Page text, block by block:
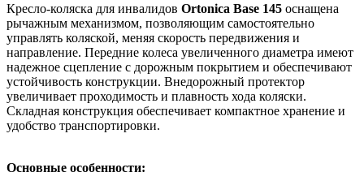
Кресло-коляска для инвалидов Ortonica Base 145 оснащена
рычажным механизмом, позволяющим самостоятельно
управлять коляской, меняя скорость передвижения и
направление. Передние колеса увеличенного диаметра имеют
надежное сцепление с дорожным покрытием и обеспечивают
устойчивость конструкции. Внедорожный протектор
увеличивает проходимость и плавность хода коляски.
Складная конструкция обеспечивает компактное хранение и
удобство транспортировки.
Основные особенности: